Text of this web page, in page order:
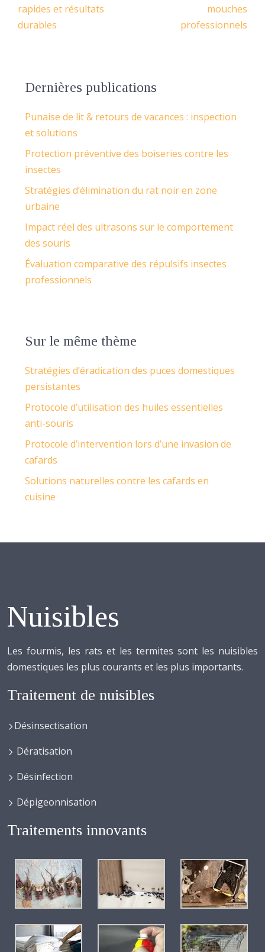
rapides et résultats
durables
mouches
professionnels
Dernières publications
Punaise de lit & retours de vacances : inspection
et solutions
Protection préventive des boiseries contre les
insectes
Stratégies d’élimination du rat noir en zone
urbaine
Impact réel des ultrasons sur le comportement
des souris
Évaluation comparative des répulsifs insectes
professionnels
Sur le même thème
Stratégies d’éradication des puces domestiques
persistantes
Protocole d’utilisation des huiles essentielles
anti-souris
Protocole d’intervention lors d’une invasion de
cafards
Solutions naturelles contre les cafards en
cuisine
Nuisibles
Les fourmis, les rats et les termites sont les nuisibles
domestiques les plus courants et les plus importants.
Traitement de nuisibles
Désinsectisation
Dératisation
Désinfection
Dépigeonnisation
Traitements innovants